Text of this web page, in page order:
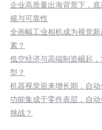
企业高质量出海背景下，
规与可靠性
全画幅工业相机成为视觉
素？
低空经济与高端制造崛起
型？
机器视觉迎来增长期，自
功能集成于零件表层，自
挑战？